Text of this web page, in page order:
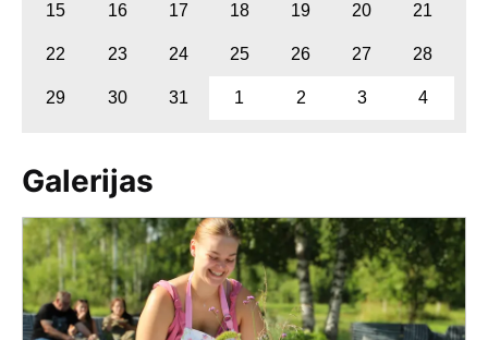
15 16 17 18 19 20 21
22 23 24 25 26 27 28
29 30 31 1 2 3 4
Galerijas